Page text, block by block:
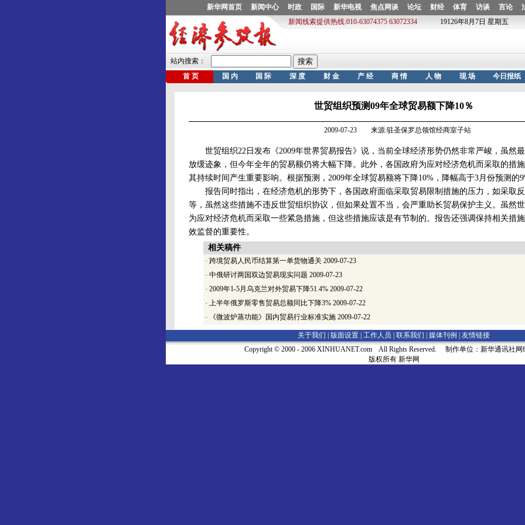
世贸组织预测09年全球贸易额下降10％
2009-07-23 来源:驻圣保罗总领馆经商室子站
世贸组织22日发布《2009年世界贸易报告》说，当前全球经济形势仍然非常严峻，虽然
放缓迹象，但今年全年的贸易额仍将大幅下降。此外，各国政府为应对经济危机而采取的措
其持续时间产生重要影响。根据预测，2009年全球贸易额将下降10%，降幅高于3月份预测的
报告同时指出，在经济危机的形势下，各国政府面临采取贸易限制措施的压力，如采取
等，虽然这些措施不违反世贸组织协议，但如果处置不当，会严重助长贸易保护主义。虽然
为应对经济危机而采取一些紧急措施，但这些措施应该是有节制的。报告还强调保持相关措
效监督的重要性。
相关稿件
· 跨境贸易人民币结算第一单货物通关 2009-07-23
· 中俄研讨两国双边贸易现实问题 2009-07-23
· 2009年1-5月乌克兰对外贸易下降51.4% 2009-07-22
· 上半年俄罗斯零售贸易总额同比下降3% 2009-07-22
· 《微波炉蒸功能》国内贸易行业标准实施 2009-07-22
关于我们 | 版面设置 工作人员 联系我们 媒体刊例
友情链接
Copyright © 2000 - 2006 XINHUANET.com All Rights Reserved. 制作单位：新华通讯社网
版权所有 新华网